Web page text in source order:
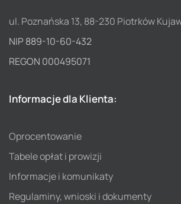
ul. Poznańska 13, 88-230 Piotrków
NIP 889-10-60-432
REGON 000495071
Informacje dla Klienta:
Oprocentowanie
Tabele opłat i prowizji
Informacje i komunikaty
Regulaminy, wnioski i dokumenty